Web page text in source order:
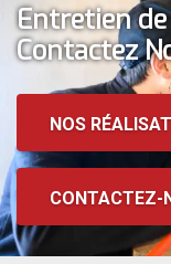
Entretien
Contactez
NOS
CONTACTEZ-